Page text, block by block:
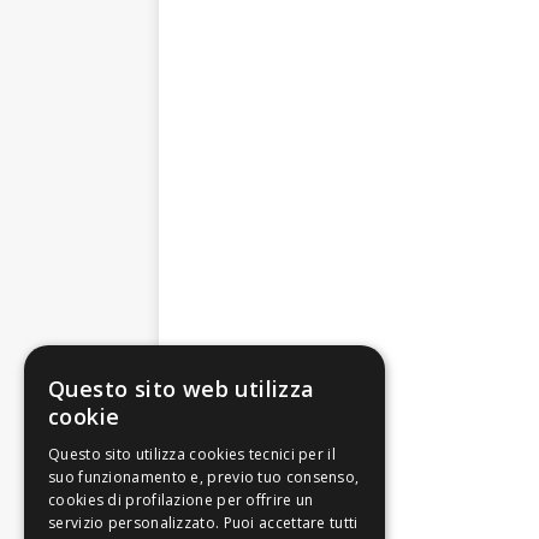
Questo sito web utilizza
cookie